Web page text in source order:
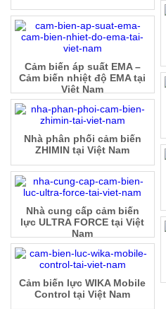
Cảm biến áp suất EMA –
Cảm biến nhiệt độ EMA tại
Việt Nam
Nhà phân phối cảm biến
ZHIMIN tại Việt Nam
Nhà cung cấp cảm biến
lực ULTRA FORCE tại Việt
Nam
Cảm biến lực WIKA Mobile
Control tại Việt Nam